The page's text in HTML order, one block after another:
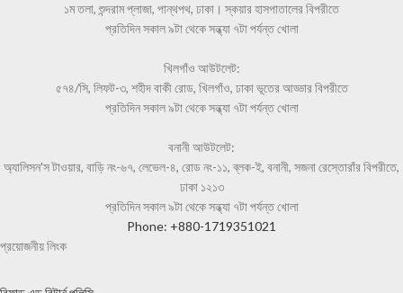
১ম তলা, শুন্দরাম প্লাজা, পান্থপথ, ঢাকা। স্কয়ার হাসপাতালের বিপরীতে
প্রতিদিন সকাল ৯টা থেকে সন্ধ্যা ৭টা পর্যন্ত খোলা
খিলগাঁও আউটলেট:
৫৭৪/সি, লিফট-৩, শহীদ বাকী রোড, খিলগাঁও, ঢাকা ভূতের আড্ডার বিপরীতে
প্রতিদিন সকাল ৯টা থেকে সন্ধ্যা ৭টা পর্যন্ত খোলা
বনানী আউটলেট:
অ্যালিসন'স টাওয়ার, বাড়ি নং-৬৭, লেভেল-৪, রোড নং-১১, ব্লক-ই, বনানী, সজনা রেস্তোরাঁর বিপরীতে,
ঢাকা ১২১৩
প্রতিদিন সকাল ৯টা থেকে সন্ধ্যা ৭টা পর্যন্ত খোলা
Phone: +880-1719351021
প্রয়োজনীয় লিংক